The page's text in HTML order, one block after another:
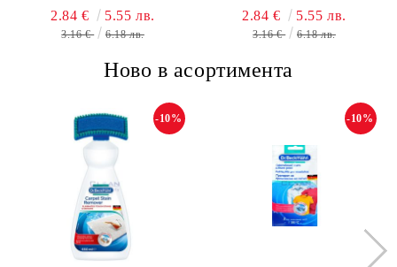
ОТ КАФЕ, ПЛОДОВЕ И
НАПИТКИ 50МЛ
2.84 € 5.55 лв.
3.16 € 6.18 лв.
ОТ МАСТИЛО 50МЛ
2.84 € 5.55 лв.
3.16 € 6.18 лв.
Ново в асортимента
-10% -10%